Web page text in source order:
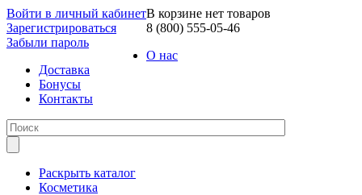
Войти в личный кабинет
Зарегистрироваться
Забыли пароль
В корзине нет товаров
8 (800) 555-05-46
О нас
Доставка
Бонусы
Контакты
Раскрыть каталог
Косметика